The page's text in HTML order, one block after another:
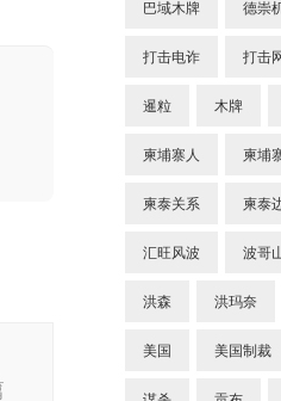
巴域木牌 德崇
打击电诈 打击
暹粒 木牌
柬埔寨人 柬埔
柬泰关系 柬泰
汇旺风波 波哥
洪森 洪玛奈
美国 美国制裁